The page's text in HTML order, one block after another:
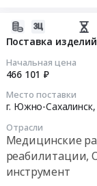
Поставка
Начальная цена
466 101 ₽
Место поставки
г. Южно-
Отрасли
Медицинские
реабилитации,
инструмент